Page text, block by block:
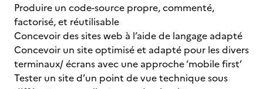
Produire un code-source propre, commenté,
factorisé, et réutilisable
Concevoir des sites web à l’aide de langage adapté
Concevoir un site optimisé et adapté pour les divers
terminaux/ écrans avec une approche ‘mobile first’
Tester un site d’un point de vue technique sous